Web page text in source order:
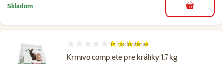
Skladom do košíka
Krmivo complete pre králiky 1,7 kg
Hodnotenie 93%, počet hodnotení: 3
3× hodnotenie